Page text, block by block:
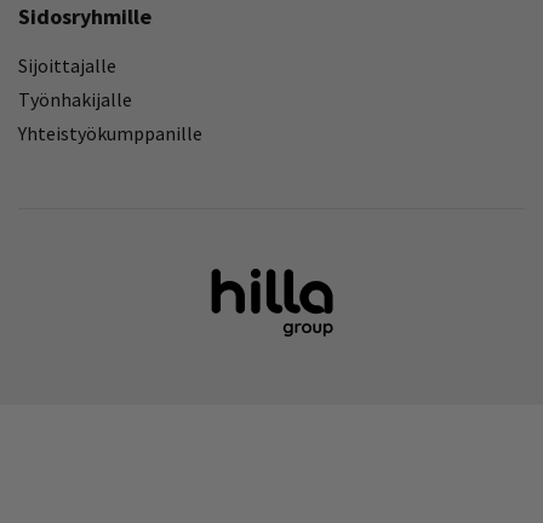
Sidosryhmille
Sijoittajalle
Työnhakijalle
Yhteistyökumppanille